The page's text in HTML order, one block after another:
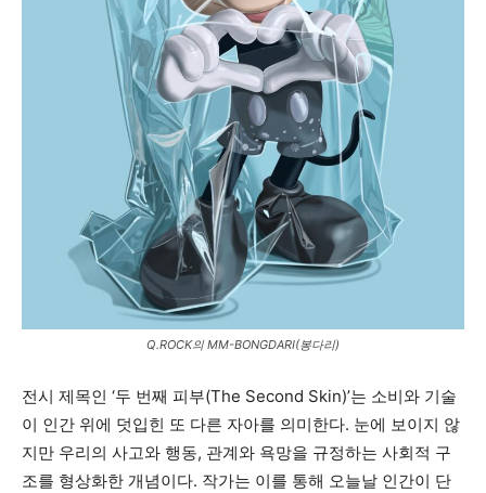
Q.ROCK의 MM-BONGDARI(봉다리)
전시 제목인 ‘두 번째 피부(The Second Skin)’는 소비와 기술
이 인간 위에 덧입힌 또 다른 자아를 의미한다. 눈에 보이지 않
지만 우리의 사고와 행동, 관계와 욕망을 규정하는 사회적 구
조를 형상화한 개념이다. 작가는 이를 통해 오늘날 인간이 단